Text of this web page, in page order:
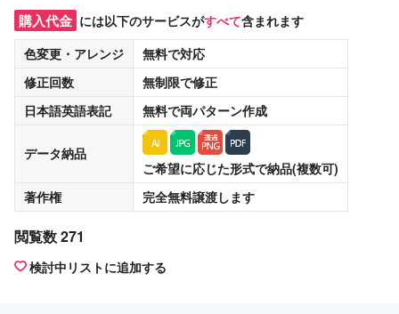
購入代金 には以下のサービスがすべて含まれます
色変更・アレンジ
無料で対応
修正回数
無制限で修正
日本語英語表記
無料で両パターン作成
データ納品
ご希望に応じた形式で納品(複数可)
著作権
完全無料譲渡します
閲覧数 271
検討中リストに追加する